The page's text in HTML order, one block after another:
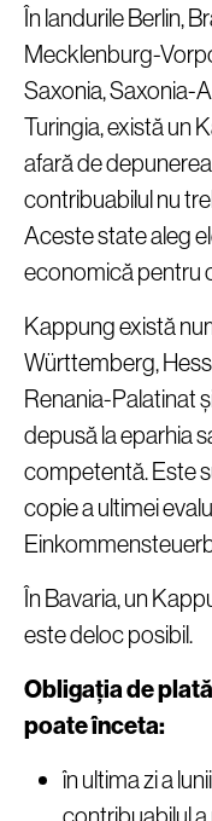
În landurile Berlin,
Mecklenburg-
Saxonia, Saxonia-
Turingia, există un
afară de
contribuabilul nu
Aceste state aleg
economică pentru
Kappung există
Württemberg,
Renania-Palatinat
depusă la eparhia
competentă. Este
copie a ultimei
În Bavaria, un
este deloc posibil.
Obligația de
poate înceta:
în ultima zi a